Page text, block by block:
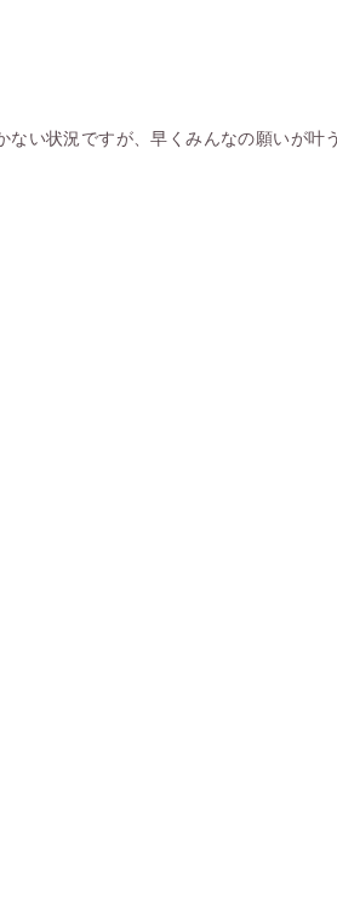
ない状況ですが、早くみんなの願いが叶